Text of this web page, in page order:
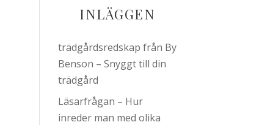
INLÄGGEN
trädgårdsredskap från By
Benson – Snyggt till din
trädgård
Läsarfrågan – Hur
inreder man med olika